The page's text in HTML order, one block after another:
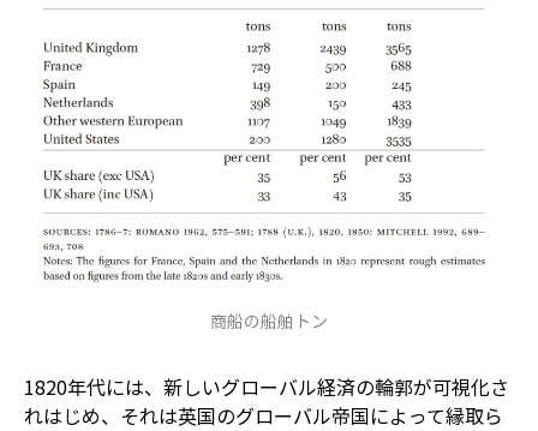
商船の船舶トン
1820年代には、新しいグローバル経済の輪郭が可視化さ
れはじめ、それは英国のグローバル帝国によって縁取ら